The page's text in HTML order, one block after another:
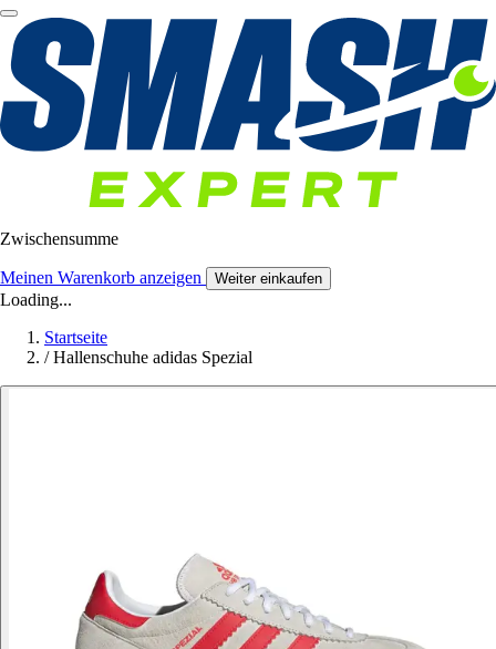
Zwischensumme
Meinen Warenkorb anzeigen Weiter einkaufen
Loading...
Startseite
/ Hallenschuhe adidas Spezial